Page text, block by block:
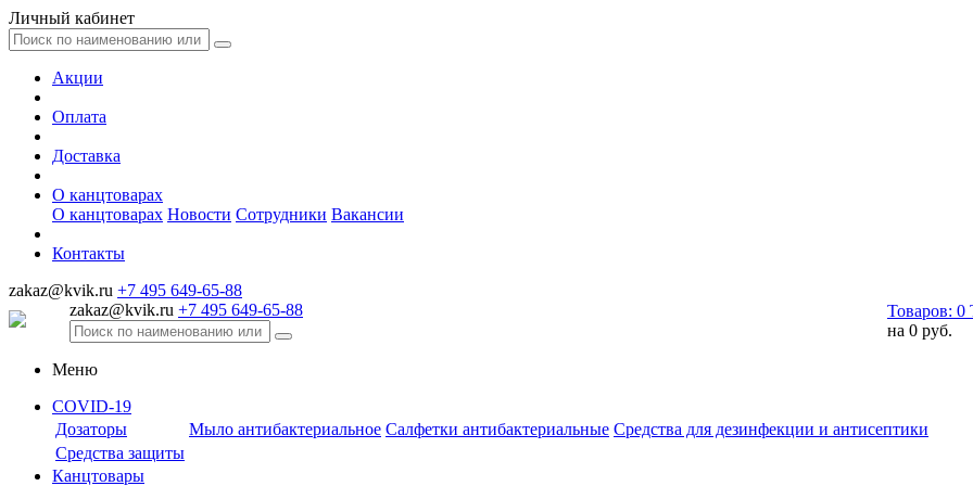
Личный кабинет
Акции
Оплата
Доставка
О канцтоварах
О канцтоварах Новости Сотрудники Вакансии
Контакты
zakaz@kvik.ru +7 495 649-65-88
zakaz@kvik.ru +7 495 649-65-88 Товаров: 0
на 0 руб.
Меню
COVID-19
Дозаторы
Мыло антибактериальное Салфетки антибактериальные Средства для дезинфекции и антисептики
Средства защиты
Канцтовары